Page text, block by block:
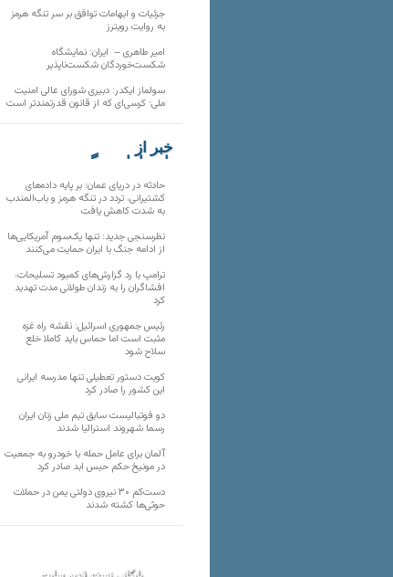
جزئیات و ابهامات توافق بر سر تنگه هرمز
به روایت رویترز
امیر طاهری – ایران: نمایشگاه
شکست‌خوردگان شکست‌ناپذیر
سولماز ایکدر: دبیری شورای عالی امنیت
ملی؛ کرسی‌ای که از قانون قدرتمندتر است
خبر از
تارنماهای دیگر
حادثه در دریای عمان؛ بر پایه داده‌های
کشتیرانی، تردد در تنگه هرمز و باب‌المندب
به شدت کاهش یافت
نظرسنجی جدید: تنها یک‌سوم آمریکایی‌ها
از ادامه جنگ با ایران حمایت می‌کنند
ترامپ با رد گزارش‌های کمبود تسلیحات،
افشاگران را به زندان طولانی مدت تهدید
کرد
رئیس‌ جمهوری اسرائیل: نقشه راه غزه
مثبت است اما حماس باید کاملا خلع
سلاح شود
کویت دستور تعطیلی تنها مدرسه ایرانی
این کشور را صادر کرد
دو فوتبالیست سابق تیم ملی زنان ایران
رسما شهروند استرالیا شدند
آلمان برای عامل حمله با خودرو به جمعیت
در مونیخ حکم حبس ابد صادر کرد
دست‌کم ۳۰ نیروی دولتی یمن در حملات
حوثی‌ها کشته شدند
بایگانی نسخه قدیم سایت